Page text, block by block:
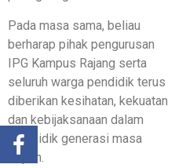
Pada masa sama, beliau
berharap pihak pengurusan
IPG Kampus Rajang serta
seluruh warga pendidik terus
diberikan kesihatan, kekuatan
dan kebijaksanaan dalam
mendidik generasi masa
depan.